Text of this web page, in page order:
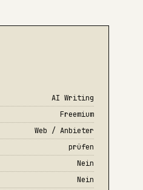
AI Writing
Freemium
Web / Anbieter
prüfen
Nein
Nein